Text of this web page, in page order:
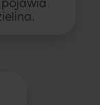
pojawia